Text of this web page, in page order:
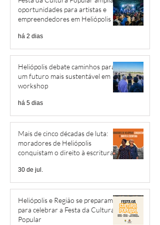
oportunidades para artistas e
empreendedores em Heliópolis e
há 2 dias
Heliópolis debate caminhos para
um futuro mais sustentável em
workshop
há 5 dias
Mais de cinco décadas de luta:
moradores de Heliópolis
conquistam o direito à escritura
30 de jul.
Heliópolis e Região se preparam
para celebrar a Festa da Cultura
Popular